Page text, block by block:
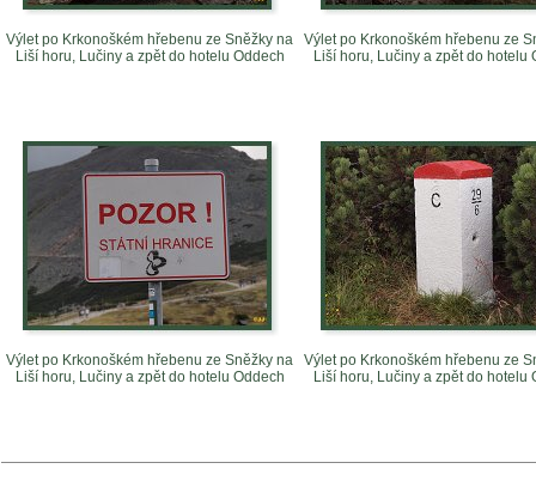
Výlet po Krkonoškém hřebenu ze Sněžky na
Liší horu, Lučiny a zpět do hotelu Oddech
Výlet po Krkonoškém hřebenu ze
Liší horu, Lučiny a zpět do hotelu
Výlet po Krkonoškém hřebenu ze Sněžky na
Liší horu, Lučiny a zpět do hotelu Oddech
Výlet po Krkonoškém hřebenu ze
Liší horu, Lučiny a zpět do hotelu